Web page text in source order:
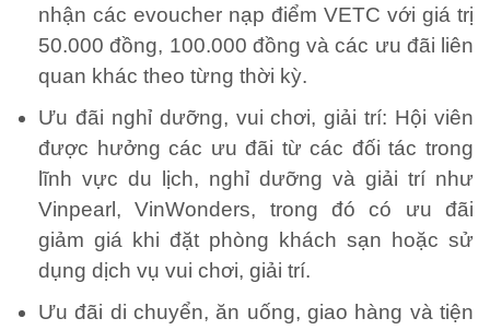
nhận các evoucher nạp điểm VETC với giá trị
50.000 đồng, 100.000 đồng và các ưu đãi liên
quan khác theo từng thời kỳ.
Ưu đãi nghỉ dưỡng, vui chơi, giải trí: Hội viên
được hưởng các ưu đãi từ các đối tác trong
lĩnh vực du lịch, nghỉ dưỡng và giải trí như
Vinpearl, VinWonders, trong đó có ưu đãi
giảm giá khi đặt phòng khách sạn hoặc sử
dụng dịch vụ vui chơi, giải trí.
Ưu đãi di chuyển, ăn uống, giao hàng và tiện